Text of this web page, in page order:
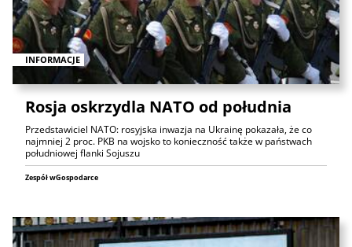
INFORMACJE
Rosja oskrzydla NATO od południa
Przedstawiciel NATO: rosyjska inwazja na Ukrainę pokazała, że co
najmniej 2 proc. PKB na wojsko to konieczność także w państwach
południowej flanki Sojuszu
Zespół wGospodarce